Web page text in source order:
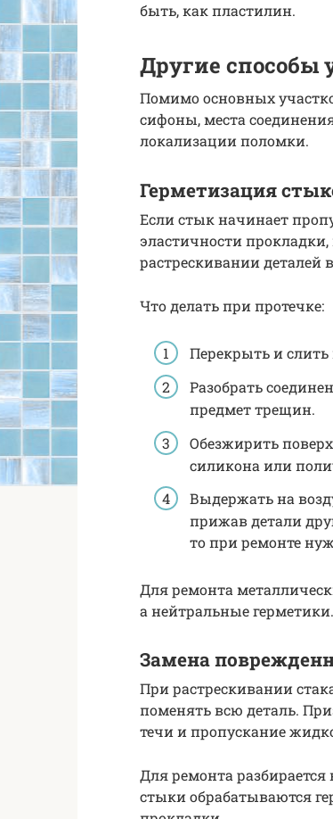
быть, как пластилин.
Другие способы
Помимо основных
сифоны, места
локализации поломки.
Герметизация
Если стык начинает
эластичности
растрескивании деталей
Что делать при протечке:
Перекрыть и слить
Разобрать
предмет трещин.
Обезжирить
силикона или
Выдержать на
прижав детали
то при ремонте
Для ремонта
а нейтральные герметики.
Замена
При растрескивании
поменять всю деталь.
течи и пропускание
Для ремонта
стыки обрабатываются